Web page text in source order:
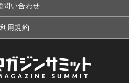
問い合わせ
利用規約